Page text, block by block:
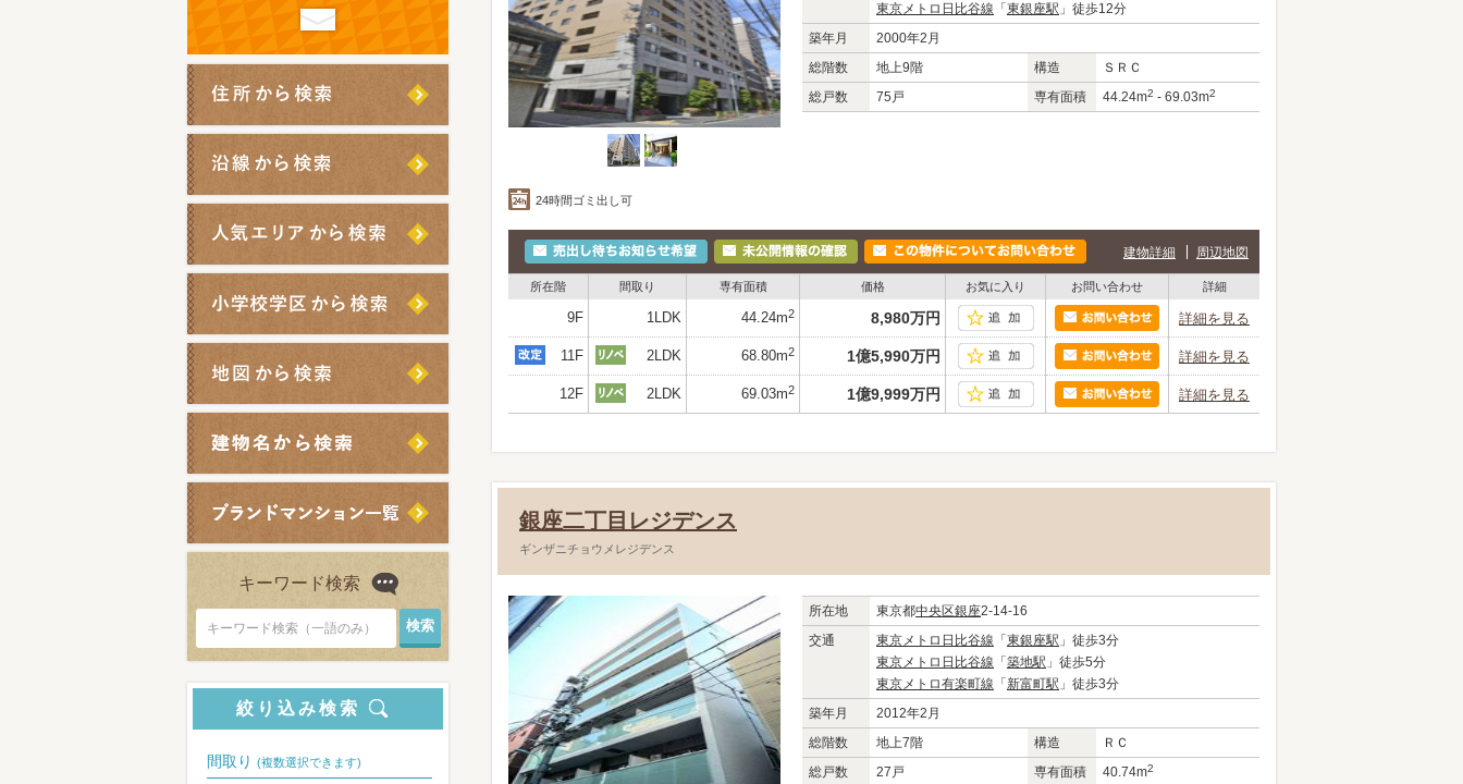
キーワード検索
キーワード検索（一語のみ）
絞り込み検索
間取り (複数選択できます)
東京メトロ日比谷線 「 東銀座駅 」徒歩12分
築年月
2000年2月
総階数
地上9階 構造
ＳＲＣ
総戸数
75戸 専有面積 44.24m2 - 69.03m2
24時間ゴミ出し可
建物詳細 周辺地図
所在階 間取り 専有面積 価格 お気に入り お問い合わせ 詳細
9F 1LDK 44.24m2 8,980万円 詳細を見る
11F 2LDK 68.80m2 1億5,990万円 詳細を見る
12F 2LDK 69.03m2 1億9,999万円 詳細を見る
銀座二丁目レジデンス
ギンザニチョウメレジデンス
所在地 東京都中央区銀座2-14-16
交通
東京メトロ日比谷線 「 東銀座駅 」徒歩3分
東京メトロ日比谷線 「 築地駅 」徒歩5分
東京メトロ有楽町線 「 新富町駅 」徒歩3分
築年月
2012年2月
総階数
地上7階 構造
ＲＣ
総戸数
27戸 専有面積 40.74m2